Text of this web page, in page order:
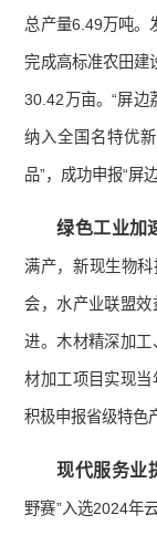
总产量6.49万吨。
完成高标准农田建
30.42万亩。“屏边
纳入全国名特优
品”，成功申报“屏
绿色工业加
满产，新现生物
会，水产业联盟
进。木材精深加
材加工项目实现
积极申报省级特色
现代服务业
野赛”入选2024年